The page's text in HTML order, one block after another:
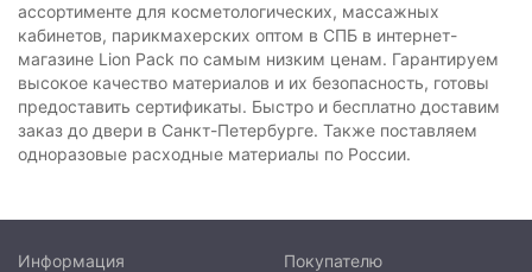
ассортименте для косметологических, массажных
кабинетов, парикмахерских оптом в СПБ в интернет-
магазине Lion Pack по самым низким ценам. Гарантируем
высокое качество материалов и их безопасность, готовы
предоставить сертификаты. Быстро и бесплатно доставим
заказ до двери в Санкт-Петербурге. Также поставляем
одноразовые расходные материалы по России.
Информация
Покупателю